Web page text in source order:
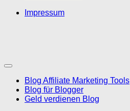
Impressum
Blog Affiliate Marketing Tools
Blog für Blogger
Geld verdienen Blog